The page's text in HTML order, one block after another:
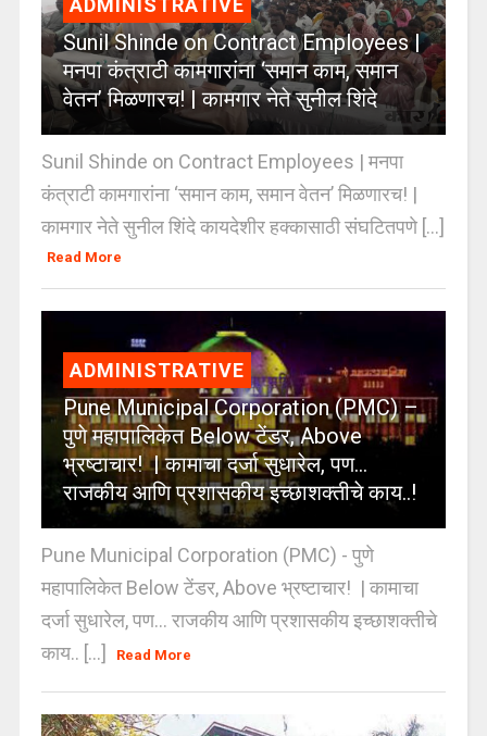
Sunil Shinde on Contract Employees |
मनपा कंत्राटी कामगारांना ‘समान काम, समान
वेतन’ मिळणारच! | कामगार नेते सुनील शिंदे
Sunil Shinde on Contract Employees | मनपा
कंत्राटी कामगारांना ‘समान काम, समान वेतन’ मिळणारच! |
कामगार नेते सुनील शिंदे कायदेशीर हक्कासाठी संघटितपणे [...]
Read More
ADMINISTRATIVE
Pune Municipal Corporation (PMC) –
पुणे महापालिकेत Below टेंडर, Above
भ्रष्टाचार! | कामाचा दर्जा सुधारेल, पण…
राजकीय आणि प्रशासकीय इच्छाशक्तीचे काय..!
Pune Municipal Corporation (PMC) - पुणे
महापालिकेत Below टेंडर, Above भ्रष्टाचार! | कामाचा
दर्जा सुधारेल, पण… राजकीय आणि प्रशासकीय इच्छाशक्तीचे
काय.. [...]
Read More